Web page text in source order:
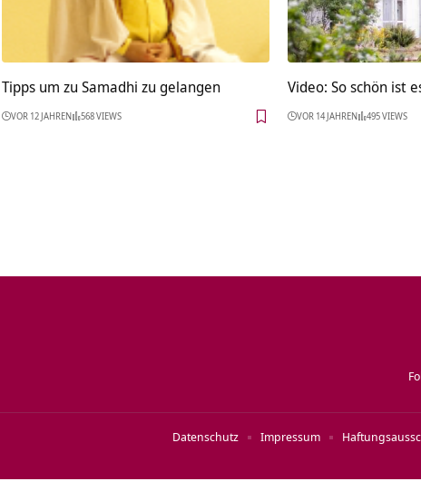
Tipps um zu Samadhi zu gelangen
VOR 12 JAHREN 568 VIEWS
Video: So schön ist
VOR 14 JAHREN 495 VIEWS
Datenschutz Impressum